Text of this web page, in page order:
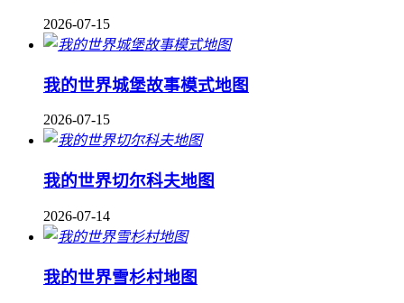
2026-07-15
我的世界城堡故事模式地图
2026-07-15
我的世界切尔科夫地图
2026-07-14
我的世界雪杉村地图